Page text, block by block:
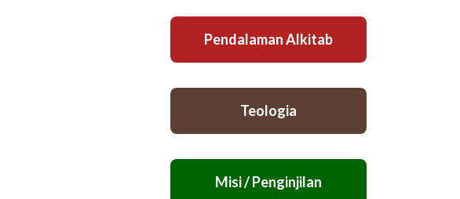
Pendalaman Alkitab
Teologia
Misi / Penginjilan